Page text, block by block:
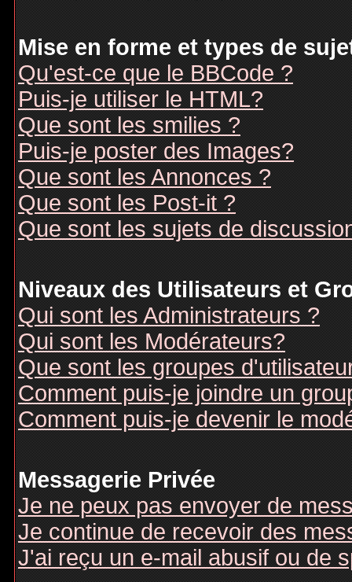
Mise en forme et types de
Qu'est-ce que le BBCode ?
Puis-je utiliser le HTML?
Que sont les smilies ?
Puis-je poster des Images?
Que sont les Annonces ?
Que sont les Post-it ?
Que sont les sujets de
Niveaux des Utilisateurs et
Qui sont les Administrateurs ?
Qui sont les Modérateurs?
Que sont les groupes
Comment puis-je joindre un
Comment puis-je devenir le
Messagerie Privée
Je ne peux pas envoyer de
Je continue de recevoir des
J'ai reçu un e-mail abusif ou de